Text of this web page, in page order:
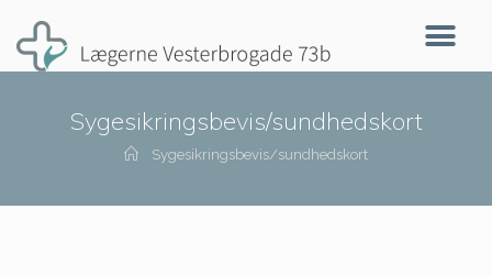
Sygesikringsbevis/sundhedskort
Sygesikringsbevis/sundhedskort